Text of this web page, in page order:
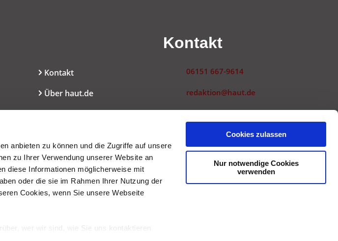
anbieten zu können und die Zugriffe auf unsere
zu Ihrer Verwendung unserer Website an
diese Informationen möglicherweise mit
oder die sie im Rahmen Ihrer Nutzung der
Cookies, wenn Sie unsere Webseite
wer wir sind, wie Sie uns kontaktieren
Cookies zulassen
Nur notwendige Cookies
verwenden
Kontakt
Über haut.de
Presseservice
Kontakt
06151 667-9614
redaktion@haut.de
Landwehrstraße 54